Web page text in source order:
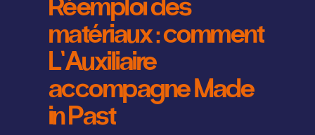
matériaux : comment
L’Auxiliaire
accompagne Made
in Past